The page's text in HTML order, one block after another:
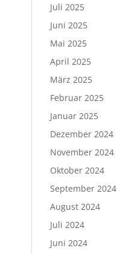
Juli 2025
Juni 2025
Mai 2025
April 2025
März 2025
Februar 2025
Januar 2025
Dezember 2024
November 2024
Oktober 2024
September 2024
August 2024
Juli 2024
Juni 2024